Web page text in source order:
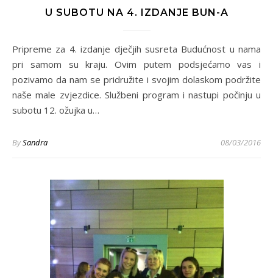
U SUBOTU NA 4. IZDANJE BUN-A
Pripreme za 4. izdanje dječjih susreta Budućnost u nama
pri samom su kraju. Ovim putem podsjećamo vas i
pozivamo da nam se pridružite i svojim dolaskom podržite
naše male zvjezdice. Službeni program i nastupi počinju u
subotu 12. ožujka u…
BySandra 08/03/2016